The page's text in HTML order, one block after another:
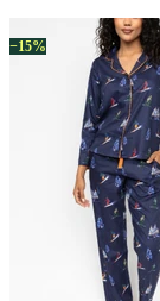
−15%